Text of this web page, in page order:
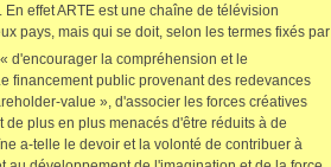
effet ARTE est une chaîne de télévision
pays, mais qui se doit, selon les termes fixés par
d'encourager la compréhension et le
financement public provenant des redevances
value », d'associer les forces créatives
plus en plus menacés d'être réduits à de
a-telle le devoir et la volonté de contribuer à